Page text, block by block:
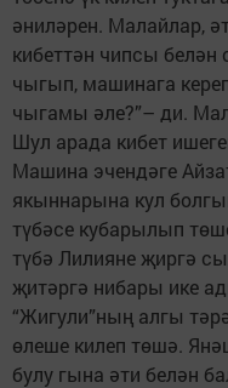
әниләрен. Малайлар,
кибеттән чипсы белән
чыгып, машинага
чыгамы әле?”– ди.
Шул арада кибет
Машина эчендәге
якыннарына кул
түбәсе кубарылып
түбә Лилияне җиргә
җитәргә нибары ике
“Жигули”ның алгы
өлеше килеп төшә.
булу гына әти белән